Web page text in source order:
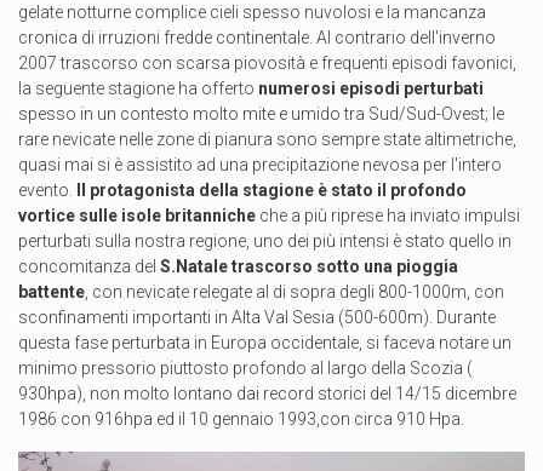
gelate notturne complice cieli spesso nuvolosi e la mancanza
cronica di irruzioni fredde continentale. Al contrario dell'inverno
2007 trascorso con scarsa piovosità e frequenti episodi favonici,
la seguente stagione ha offerto numerosi episodi perturbati
spesso in un contesto molto mite e umido tra Sud/Sud-Ovest; le
rare nevicate nelle zone di pianura sono sempre state altimetriche,
quasi mai si è assistito ad una precipitazione nevosa per l'intero
evento. Il protagonista della stagione è stato il profondo
vortice sulle isole britanniche che a più riprese ha inviato impulsi
perturbati sulla nostra regione, uno dei più intensi è stato quello in
concomitanza del S.Natale trascorso sotto una pioggia
battente , con nevicate relegate al di sopra degli 800-1000m, con
sconfinamenti importanti in Alta Val Sesia (500-600m). Durante
questa fase perturbata in Europa occidentale, si faceva notare un
minimo pressorio piuttosto profondo al largo della Scozia (
930hpa), non molto lontano dai record storici del 14/15 dicembre
1986 con 916hpa ed il 10 gennaio 1993,con circa 910 Hpa.